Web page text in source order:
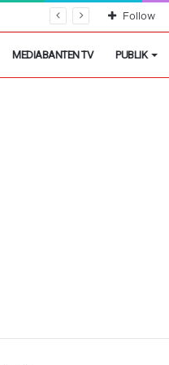
Follow
MEDIABANTEN TV PUBLIK